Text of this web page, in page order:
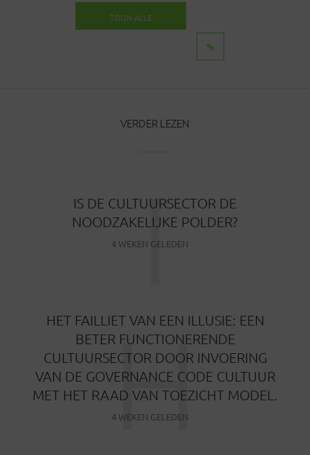
TOON ALLE
VERDER LEZEN
IS DE CULTUURSECTOR DE
NOODZAKELIJKE POLDER?
4 WEKEN GELEDEN
I
HET FAILLIET VAN EEN ILLUSIE: EEN
BETER FUNCTIONERENDE
CULTUURSECTOR DOOR INVOERING
VAN DE GOVERNANCE CODE CULTUUR
MET HET RAAD VAN TOEZICHT MODEL.
4 WEKEN GELEDEN
H